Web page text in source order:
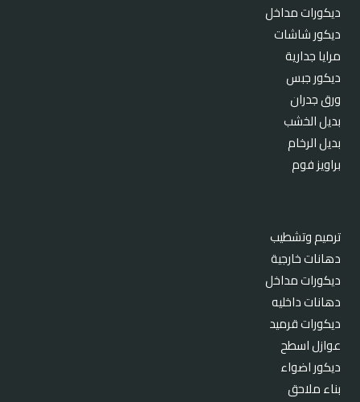
ديكورات مداخل
ديكور شاشات
مرايا جدارية
ديكور جبس
ورق جدران
بديل الخشب
بديل الرخام
براويز فوم
ترميم وتشطيب
دهانات خارجية
ديكورات مداخل
دهانات داخليه
ديكورات قرميد
عوازل اسطح
ديكور اضواء
بناء ملاحق